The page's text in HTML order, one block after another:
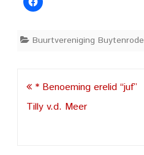
Buurtvereniging Buytenrode
Post
navigation
* Benoeming erelid “juf”
Tilly v.d. Meer